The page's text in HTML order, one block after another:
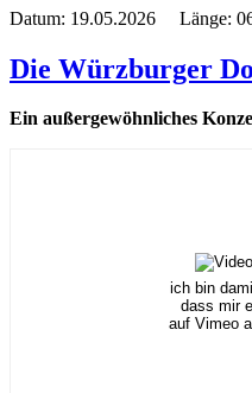
Datum: 19.05.2026 Länge:
Die Würzburger
Ein außergewöhnliches
ich bin
dass mir
auf Vimeo